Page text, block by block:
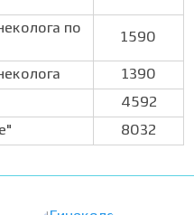
по
1590
1390
4592
8032